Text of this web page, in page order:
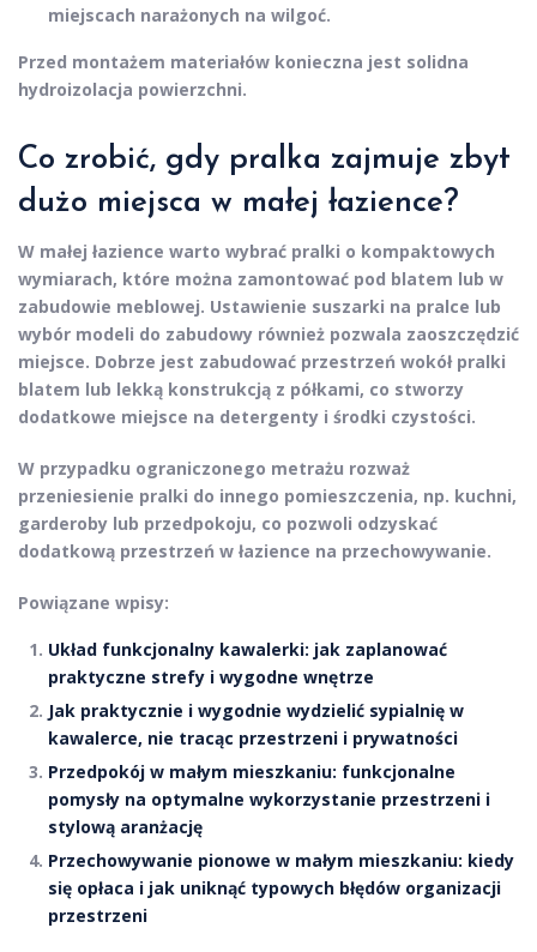
miejscach narażonych na wilgoć.
Przed montażem materiałów konieczna jest solidna
hydroizolacja powierzchni.
Co zrobić, gdy pralka zajmuje zbyt
dużo miejsca w małej łazience?
W małej łazience warto wybrać pralki o kompaktowych
wymiarach, które można zamontować pod blatem lub w
zabudowie meblowej. Ustawienie suszarki na pralce lub
wybór modeli do zabudowy również pozwala zaoszczędzić
miejsce. Dobrze jest zabudować przestrzeń wokół pralki
blatem lub lekką konstrukcją z półkami, co stworzy
dodatkowe miejsce na detergenty i środki czystości.
W przypadku ograniczonego metrażu rozważ
przeniesienie pralki do innego pomieszczenia, np. kuchni,
garderoby lub przedpokoju, co pozwoli odzyskać
dodatkową przestrzeń w łazience na przechowywanie.
Powiązane wpisy:
Układ funkcjonalny kawalerki: jak zaplanować
praktyczne strefy i wygodne wnętrze
Jak praktycznie i wygodnie wydzielić sypialnię w
kawalerce, nie tracąc przestrzeni i prywatności
Przedpokój w małym mieszkaniu: funkcjonalne
pomysły na optymalne wykorzystanie przestrzeni i
stylową aranżację
Przechowywanie pionowe w małym mieszkaniu: kiedy
się opłaca i jak uniknąć typowych błędów organizacji
przestrzeni